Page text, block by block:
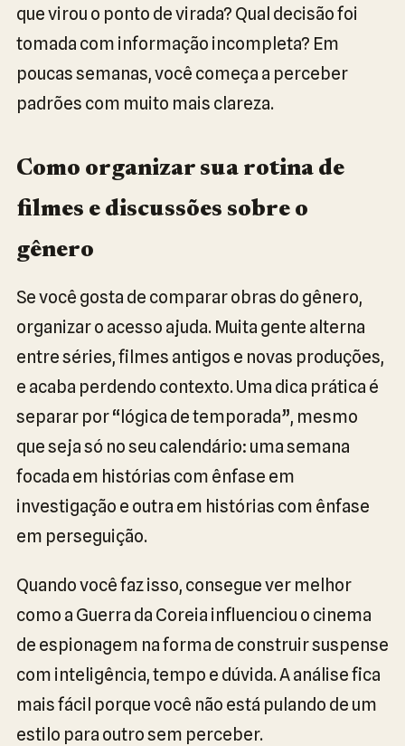
que virou o ponto de virada? Qual decisão foi
tomada com informação incompleta? Em
poucas semanas, você começa a perceber
padrões com muito mais clareza.
Como organizar sua rotina de
filmes e discussões sobre o
gênero
Se você gosta de comparar obras do gênero,
organizar o acesso ajuda. Muita gente alterna
entre séries, filmes antigos e novas produções,
e acaba perdendo contexto. Uma dica prática é
separar por “lógica de temporada”, mesmo
que seja só no seu calendário: uma semana
focada em histórias com ênfase em
investigação e outra em histórias com ênfase
em perseguição.
Quando você faz isso, consegue ver melhor
como a Guerra da Coreia influenciou o cinema
de espionagem na forma de construir suspense
com inteligência, tempo e dúvida. A análise fica
mais fácil porque você não está pulando de um
estilo para outro sem perceber.